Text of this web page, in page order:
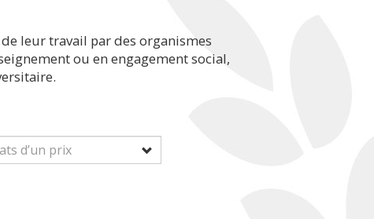
leur travail par des organismes
ou en engagement social,